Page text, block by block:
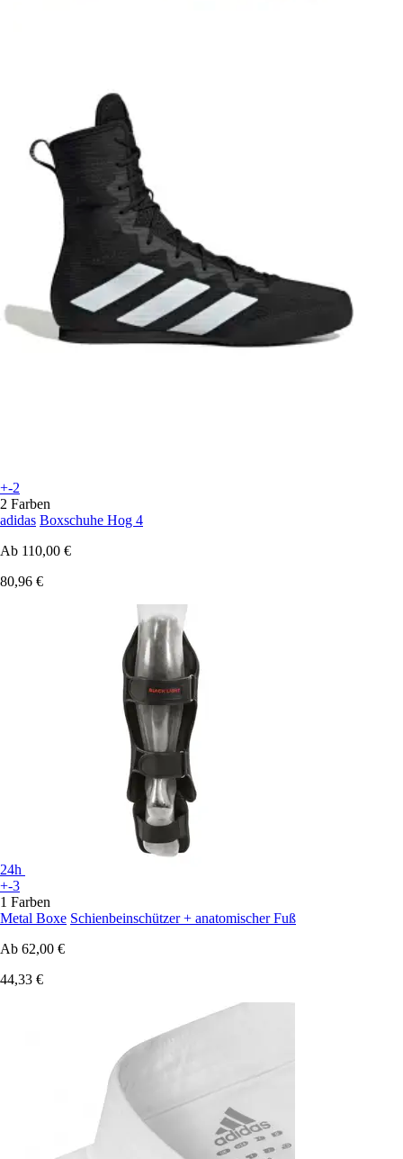
+-2
2 Farben
adidas Boxschuhe Hog 4
Ab 110,00 €
80,96 €
24h
+-3
1 Farben
Metal Boxe Schienbeinschützer + anatomischer Fuß
Ab 62,00 €
44,33 €